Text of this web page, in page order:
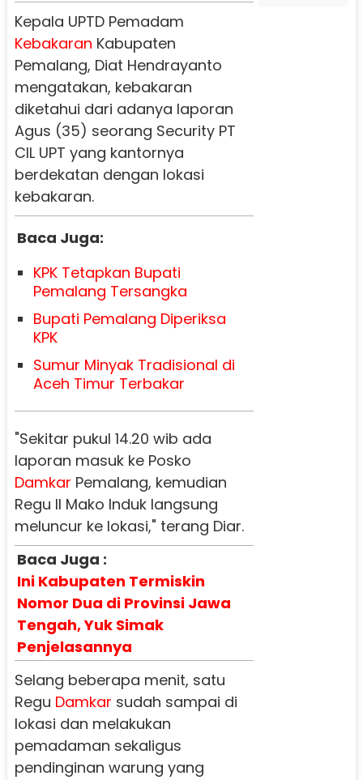
Kepala UPTD Pemadam
Kebakaran Kabupaten
Pemalang, Diat Hendrayanto
mengatakan, kebakaran
diketahui dari adanya laporan
Agus (35) seorang Security PT
CIL UPT yang kantornya
berdekatan dengan lokasi
kebakaran.
Baca Juga:
KPK Tetapkan Bupati
Pemalang Tersangka
Bupati Pemalang Diperiksa
KPK
Sumur Minyak Tradisional di
Aceh Timur Terbakar
"Sekitar pukul 14.20 wib ada
laporan masuk ke Posko
Damkar Pemalang, kemudian
Regu II Mako Induk langsung
meluncur ke lokasi," terang Diar.
Baca Juga :
Ini Kabupaten Termiskin
Nomor Dua di Provinsi Jawa
Tengah, Yuk Simak
Penjelasannya
Selang beberapa menit, satu
Regu Damkar sudah sampai di
lokasi dan melakukan
pemadaman sekaligus
pendinginan warung yang